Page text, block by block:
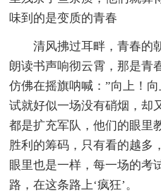
味到的是变质的青春
清风拂过耳畔，青春的
朗读书声响彻云霄，那是青
仿佛在摇旗呐喊：”向上！
试就好似一场没有硝烟，却
都是扩充军队，他们的眼里
胜利的筹码，只有看的越多
眼里也是一样，每一场的考
路，在这条路上‘疯狂’。